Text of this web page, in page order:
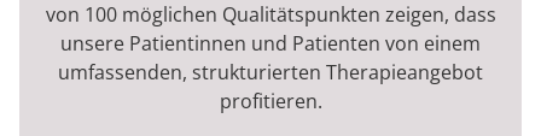
von 100 möglichen Qualitätspunkten zeigen, dass
unsere Patientinnen und Patienten von einem
umfassenden, strukturierten Therapieangebot
profitieren.